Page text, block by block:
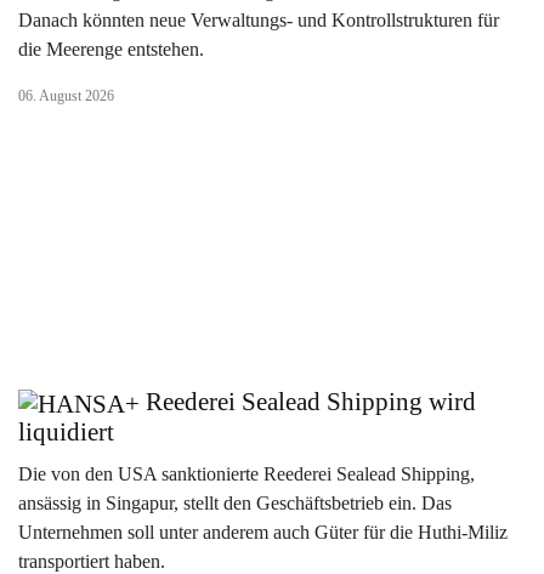
Danach könnten neue Verwaltungs- und Kontrollstrukturen für
die Meerenge entstehen.
06. August 2026
Reederei Sealead Shipping wird
liquidiert
Die von den USA sanktionierte Reederei Sealead Shipping,
ansässig in Singapur, stellt den Geschäftsbetrieb ein. Das
Unternehmen soll unter anderem auch Güter für die Huthi-Miliz
transportiert haben.